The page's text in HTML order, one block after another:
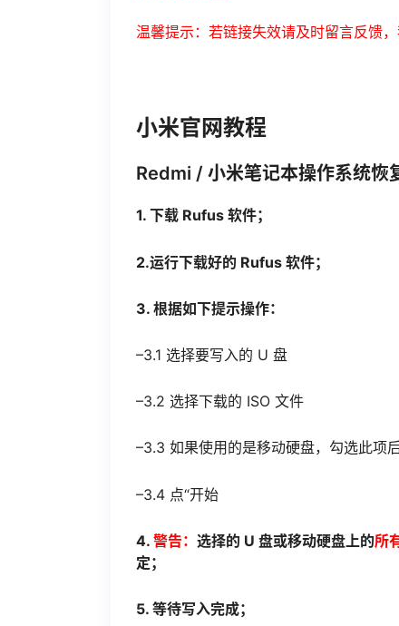
温馨提示：若链接失效请及时留言反馈，
小米官网教程
Redmi / 小米笔记本操作系统恢
1. 下载 Rufus 软件；
2.运行下载好的 Rufus 软件；
3. 根据如下提示操作：
–3.1 选择要写入的 U 盘
–3.2 选择下载的 ISO 文件
–3.3 如果使用的是移动硬盘，勾选此项
–3.4 点“开始
4. 警告： 选择的 U 盘或移动硬盘上的所
定；
5. 等待写入完成；